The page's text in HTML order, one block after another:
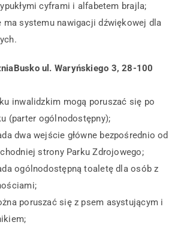
cyframi i alfabetem brajla;
ma systemu nawigacji dźwiękowej dla
ul. Waryńskiego 3, 28-100
inwalidzkim mogą poruszać się po
(parter ogólnodostępny);
dwa wejście główne bezpośrednio od
strony Parku Zdrojowego;
ogólnodostępną toaletę dla osób z
poruszać się z psem asystującym i